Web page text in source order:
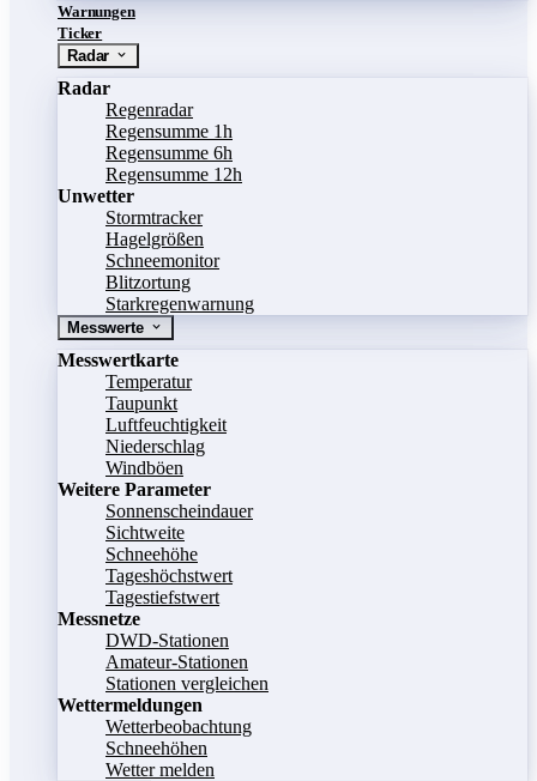
Warnungen
Ticker
Radar
Radar
Regenradar
Regensumme 1h
Regensumme 6h
Regensumme 12h
Unwetter
Stormtracker
Hagelgrößen
Schneemonitor
Blitzortung
Starkregenwarnung
Messwerte
Messwertkarte
Temperatur
Taupunkt
Luftfeuchtigkeit
Niederschlag
Windböen
Weitere Parameter
Sonnenscheindauer
Sichtweite
Schneehöhe
Tageshöchstwert
Tagestiefstwert
Messnetze
DWD-Stationen
Amateur-Stationen
Stationen vergleichen
Wettermeldungen
Wetterbeobachtung
Schneehöhen
Wetter melden